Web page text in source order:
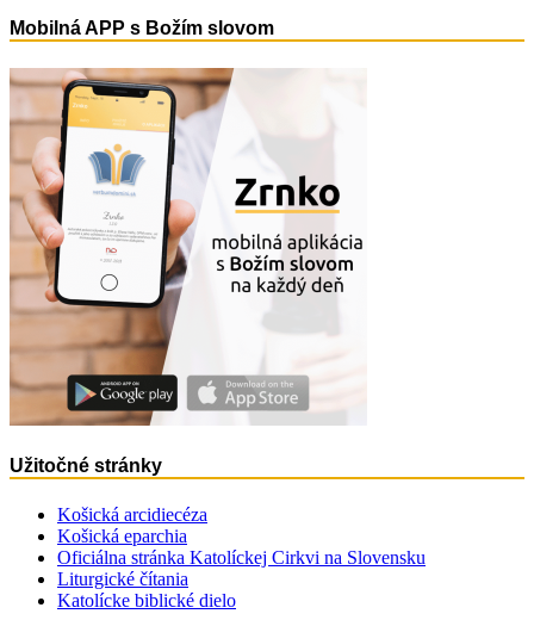
Mobilná APP s Božím slovom
Užitočné stránky
Košická arcidiecéza
Košická eparchia
Oficiálna stránka Katolíckej Cirkvi na Slovensku
Liturgické čítania
Katolícke biblické dielo